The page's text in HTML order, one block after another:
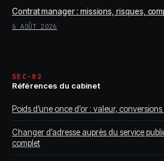
Contrat manager : missions, risques,
6 AOÛT 2026
SEC-02
Références du cabinet
Poids d’une once d’or : valeur,
Changer d’adresse auprès du service
complet